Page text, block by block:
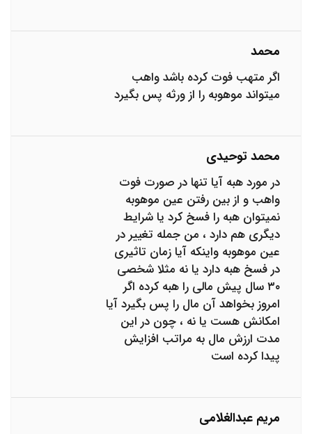
محمد
اگر متهب فوت کرده باشد واهب
میتواند موهوبه را از ورثه پس بگیرد
محمد توحیدی
در مورد هبه آیا تنها در صورت فوت
واهب و از بین رفتن عین موهوبه
نمیتوان هبه را فسخ کرد یا شرایط
دیگری هم دارد ، من جمله تغییر در
عین موهوبه واینکه آیا زمان تاثیری
در فسخ هبه دارد یا نه مثلا شخصی
۳۰ سال پیش مالی را هبه کرده اگر
امروز بخواهد آن مال را پس بگیرد آیا
امکانش هست یا نه ، چون در این
مدت ارزش مال به مراتب افزایش
پیدا کرده است
مریم عبدالغلامی